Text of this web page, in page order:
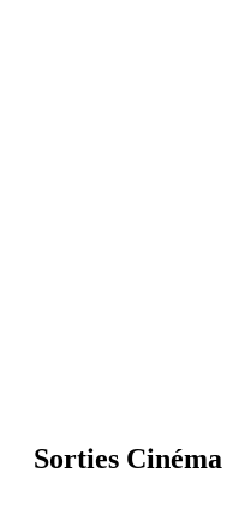
Sorties Cinéma